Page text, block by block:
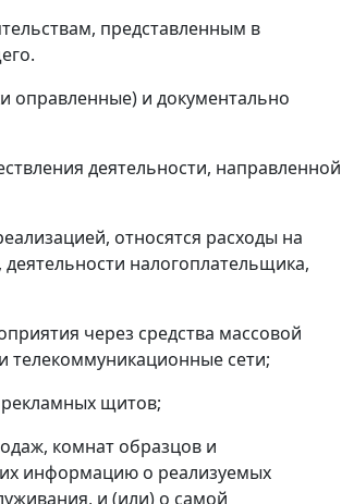
представленным в
оправленные) и документально
деятельности, направленной
относятся расходы на
налогоплательщика,
через средства массовой
телекоммуникационные сети;
щитов;
комнат образцов и
информацию о реализуемых
и (или) о самой